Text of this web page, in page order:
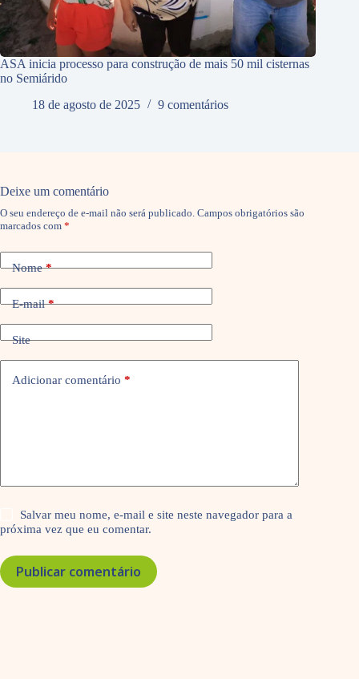
ASA inicia processo para construção de mais 50 mil cisternas
no Semiárido
18 de agosto de 2025
9 comentários
Deixe um comentário
O seu endereço de e-mail não será publicado. Campos obrigatórios são
marcados com *
Nome*
E-mail*
Site
Adicionar comentário *
Salvar meu nome, e-mail e site neste navegador para a
próxima vez que eu comentar.
Publicar comentário